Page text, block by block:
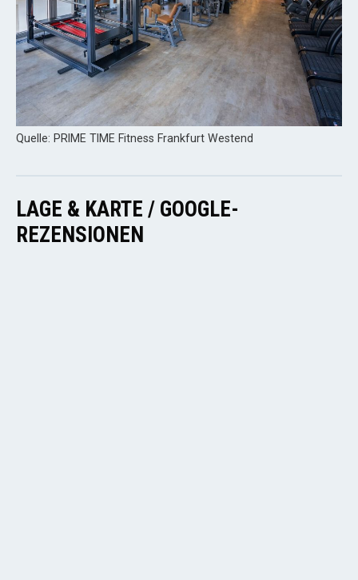
Quelle: PRIME TIME Fitness Frankfurt Westend
LAGE & KARTE / GOOGLE-
REZENSIONEN